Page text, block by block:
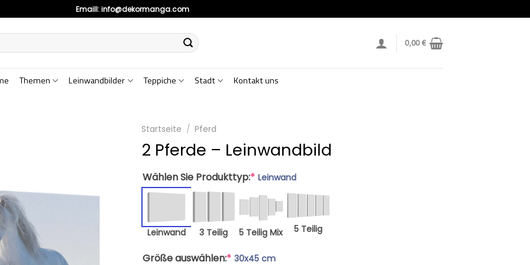
Emaill:info@dekormanga.com
0,00€
Themen Leinwandbilder Teppiche Stadt Kontakt uns
Startseite / Pferd
2 Pferde – Leinwandbild
Wählen Sie Produkttyp:* Leinwand
Leinwand 3 Teilig 5 Teilig Mix 5 Teilig
Größe auswählen:* 30x45 cm